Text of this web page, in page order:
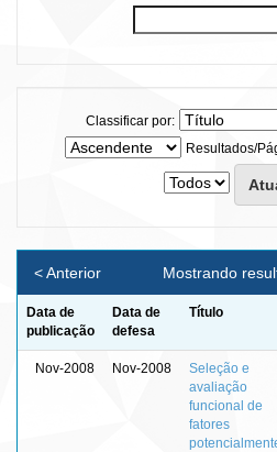
Classificar por:
Resultados/
Mostrando
< Anterior
Data de
publicação
Data de
defesa
Título
Nov-2008 Nov-2008
Seleção e
avaliação
funcional de
fatores